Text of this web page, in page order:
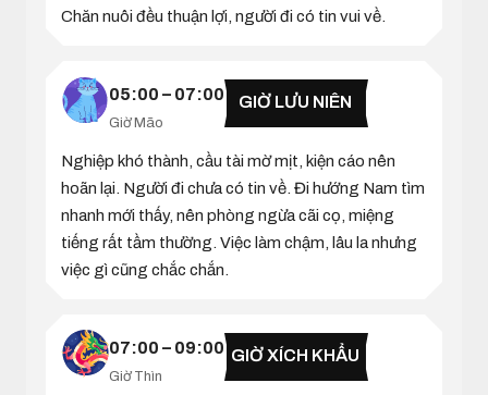
Chăn nuôi đều thuận lợi, người đi có tin vui về.
05:00 – 07:00
Giờ Mão
GIỜ LƯU NIÊN
Nghiệp khó thành, cầu tài mờ mịt, kiện cáo nên
hoãn lại. Người đi chưa có tin về. Đi hướng Nam tìm
nhanh mới thấy, nên phòng ngừa cãi cọ, miệng
tiếng rất tầm thường. Việc làm chậm, lâu la nhưng
việc gì cũng chắc chắn.
07:00 – 09:00
Giờ Thìn
GIỜ XÍCH KHẨU